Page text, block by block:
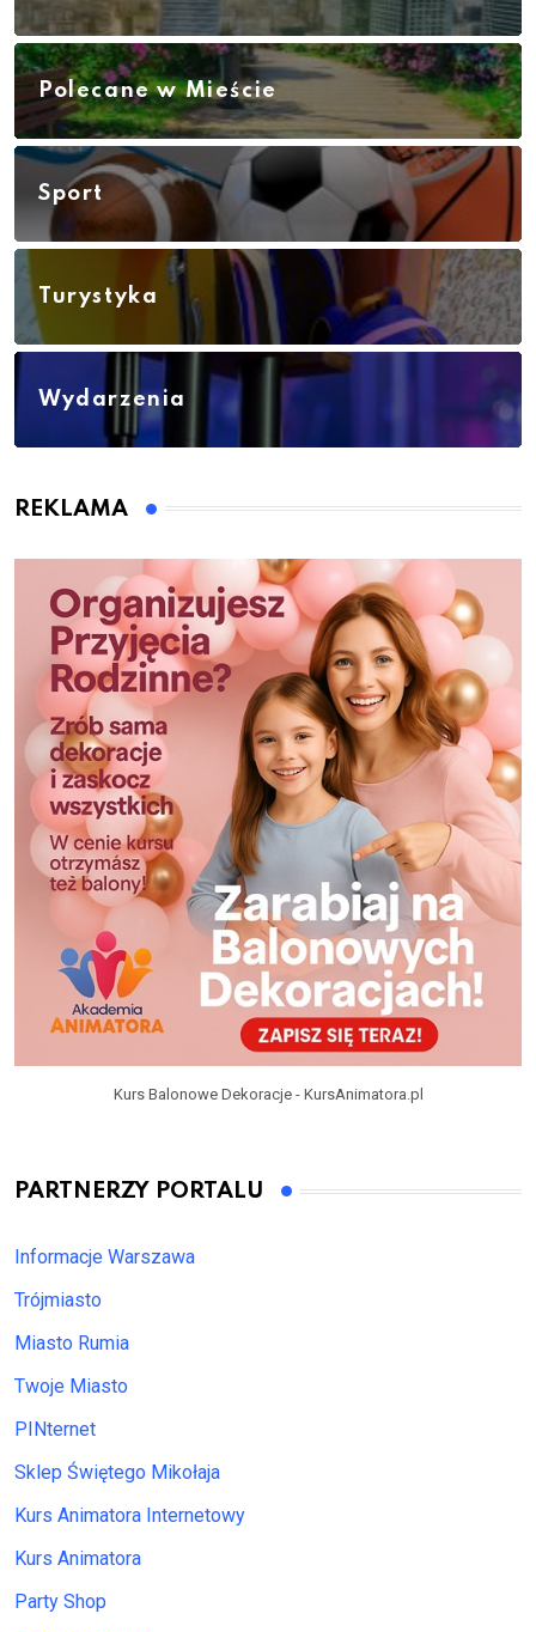
Polecane w Mieście
Sport
Turystyka
Wydarzenia
REKLAMA
Kurs Balonowe Dekoracje - KursAnimatora.pl
PARTNERZY PORTALU
Informacje Warszawa
Trójmiasto
Miasto Rumia
Twoje Miasto
PINternet
Sklep Świętego Mikołaja
Kurs Animatora Internetowy
Kurs Animatora
Party Shop